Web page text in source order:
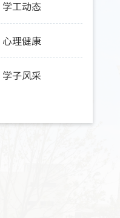
学工动态
心理健康
学子风采